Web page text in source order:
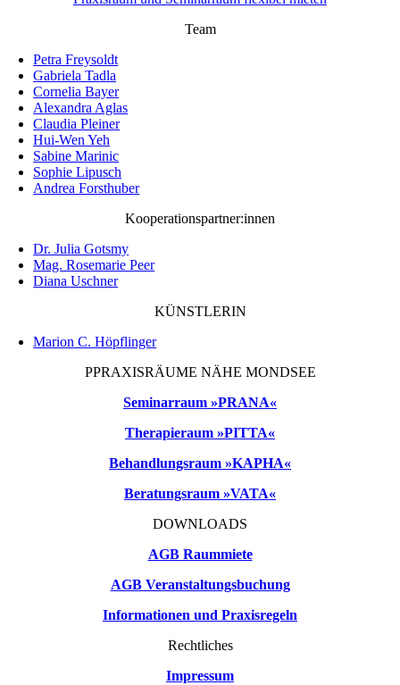
Team
Petra Freysoldt
Gabriela Tadla
Cornelia Bayer
Alexandra Aglas
Claudia Pleiner
Hui-Wen Yeh
Sabine Marinic
Sophie Lipusch
Andrea Forsthuber
Kooperationspartner:innen
Dr. Julia Gotsmy
Mag. Rosemarie Peer
Diana Uschner
KÜNSTLERIN
Marion C. Höpflinger
PPRAXISRÄUME NÄHE MONDSEE
Seminarraum »PRANA«
Therapieraum »PITTA«
Behandlungsraum »KAPHA«
Beratungsraum »VATA«
DOWNLOADS
AGB Raummiete
AGB Veranstaltungsbuchung
Informationen und Praxisregeln
Rechtliches
Impressum